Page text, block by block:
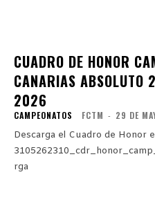
CUADRO DE HONOR
CANARIAS
2026
CAMPEONATOS FCTM - 29 DE
Descarga el Cuadro de Honor
rga